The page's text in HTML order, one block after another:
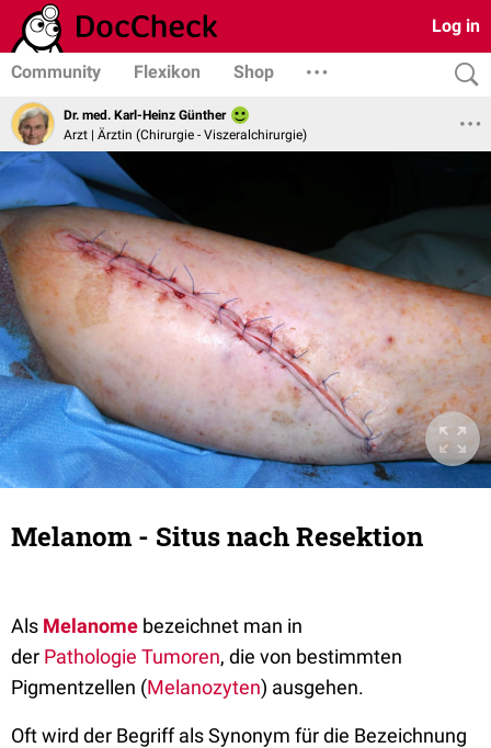
Log in
Community Flexikon Shop
Dr. med. Karl-Heinz Günther
Arzt | Ärztin (Chirurgie - Viszeralchirurgie)
Melanom - Situs nach Resektion
Als Melanome bezeichnet man in
der Pathologie Tumoren, die von bestimmten
Pigmentzellen (Melanozyten) ausgehen.
Oft wird der Begriff als Synonym für die Bezeichnung